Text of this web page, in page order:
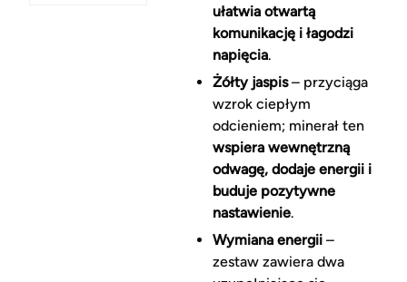
ułatwia otwartą
komunikację i łagodzi
napięcia.
Żółty jaspis– przyciąga
wzrok ciepłym
odcieniem; minerał ten
wspiera wewnętrzną
odwagę, dodaje energii i
buduje pozytywne
nastawienie.
Wymiana energii–
zestaw zawiera dwa